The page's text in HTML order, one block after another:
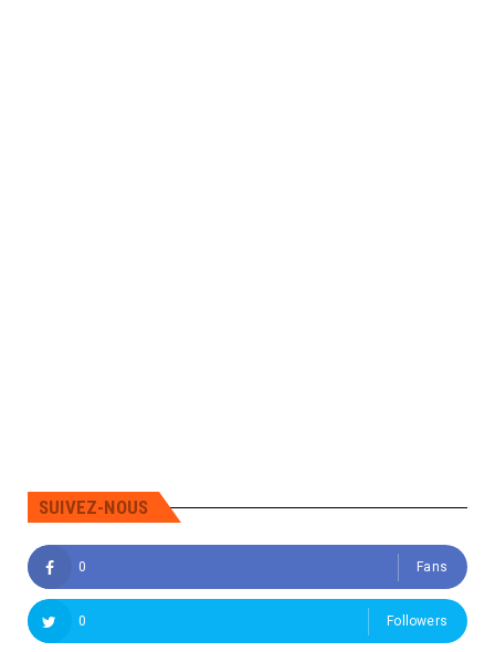
SUIVEZ-NOUS
0 Fans
0 Followers
vie privée des citoyens. 4. Défis et
perspectives : Malgré ces initiatives, des
défis subsistent pour atteindre une
pleine souveraineté numérique :
Dépendance technologique : L'Europe
doit réduire sa dépendance vis-à-vis des
géants technologiques américains et